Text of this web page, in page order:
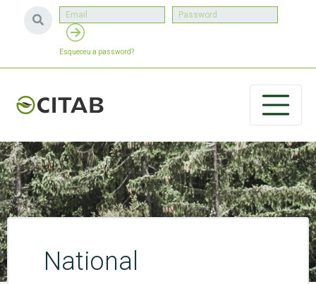
Esqueceu a password?
National